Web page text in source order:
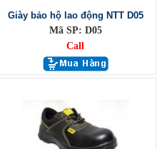
Giày bảo hộ lao động NTT D05
Mã SP: D05
Call